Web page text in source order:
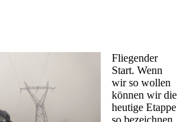
Fliegender
Start. Wenn
wir so wollen
können wir die
heutige Etappe
so bezeichnen.